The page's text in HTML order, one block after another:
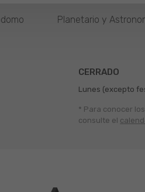
Planetario y
CERRADO
Lunes (excepto
* Para conocer
consulte el